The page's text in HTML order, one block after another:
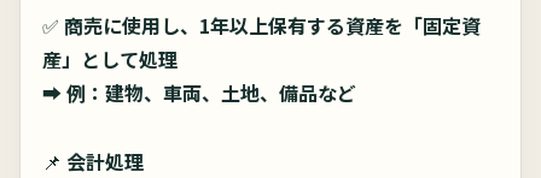
✅ 商売に使用し、1年以上保有する資産を「固定資
産」として処理
➡例：建物、車両、土地、備品など
📌 会計処理